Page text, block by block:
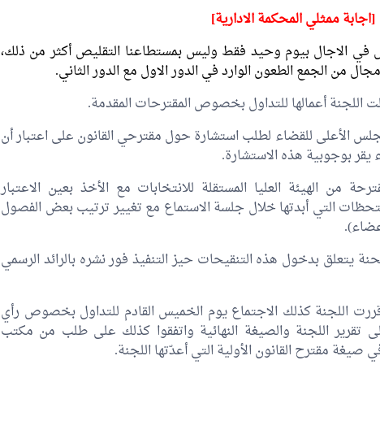
[اجابة ممثلي المحكمة الادارية]
في الاجال بيوم وحيد فقط وليس بمستطاعنا التقليص أكثر من ذلك،
من الجمع الطعون الوارد في الدور الاول مع الدور الثاني.
اللجنة أعمالها للتداول بخصوص المقترحات المقدمة.
الأعلى للقضاء لطلب استشارة حول مقترحي القانون على اعتبار أن
يقر بوجوبية هذه الاستشارة.
من الهيئة العليا المستقلة للانتخابات مع الأخذ بعين الاعتبار
التي أبدتها خلال جلسة الاستماع مع تغيير ترتيب بعض الفصول
يتعلق بدخول هذه التنقيحات حيز التنفيذ فور نشره بالرائد الرسمي
على الساعة 14:50دق قررت اللجنة كذلك الاجتماع يوم الخميس القادم للتداول بخصوص رأي
تقرير اللجنة والصيغة النهائية واتفقوا كذلك على طلب من مكتب
مقترح القانون الأولية التي أعدّتها اللجنة.